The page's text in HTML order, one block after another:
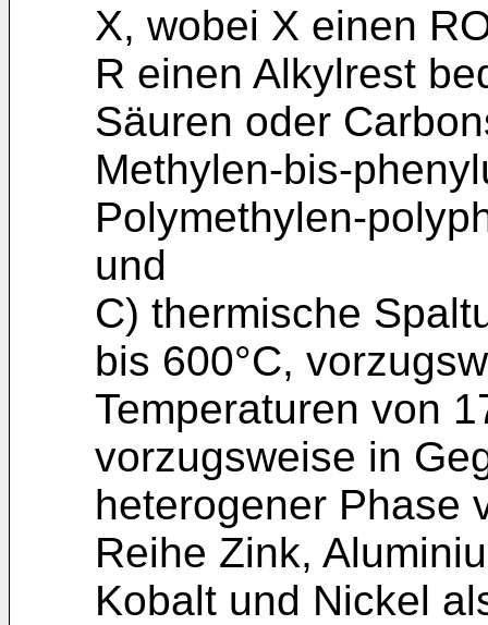
X, wobei X einen
R einen Alkylrest
Säuren oder
Methylen-bis-
Polymethylen-
und
C) thermische
bis 600°C,
Temperaturen von
vorzugsweise in
heterogener Phase
Reihe Zink,
Kobalt und Nickel